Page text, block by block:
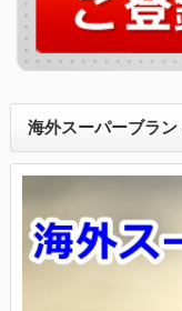
海外スーパーブラン